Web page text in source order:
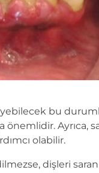
bu
Ayrıca,
olabilir.
dişleri